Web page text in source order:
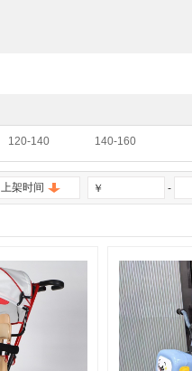
120-140 140-160
上架时间 ￥ -